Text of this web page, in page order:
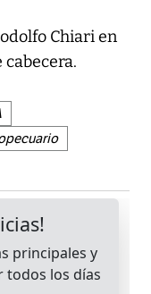
Chiari en